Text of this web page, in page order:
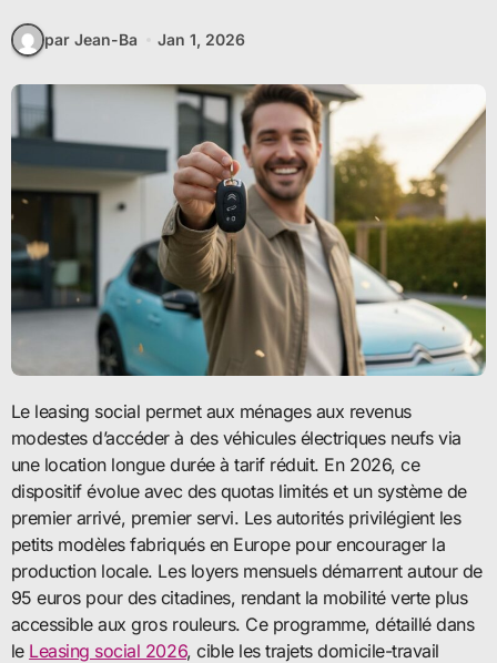
par Jean-Ba Jan 1, 2026
Le leasing social permet aux ménages aux revenus
modestes d’accéder à des véhicules électriques neufs via
une location longue durée à tarif réduit. En 2026, ce
dispositif évolue avec des quotas limités et un système de
premier arrivé, premier servi. Les autorités privilégient les
petits modèles fabriqués en Europe pour encourager la
production locale. Les loyers mensuels démarrent autour de
95 euros pour des citadines, rendant la mobilité verte plus
accessible aux gros rouleurs. Ce programme, détaillé dans
le Leasing social 2026, cible les trajets domicile-travail